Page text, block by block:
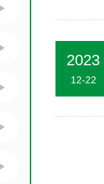
2023
12-22